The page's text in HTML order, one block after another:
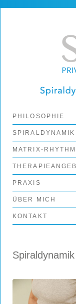
PHILOSOPHIE
SPIRALDYNAMIK
MATRIX-
PRAXIS
ÜBER MICH
KONTAKT
Spiraldynamik